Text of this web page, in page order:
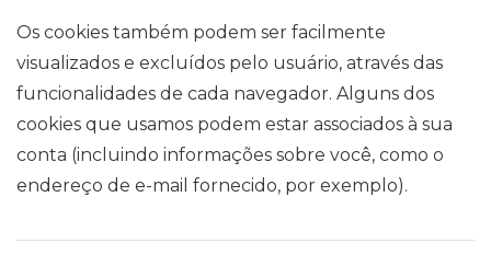
Os cookies também podem ser facilmente
visualizados e excluídos pelo usuário, através das
funcionalidades de cada navegador. Alguns dos
cookies que usamos podem estar associados à sua
conta (incluindo informações sobre você, como o
endereço de e-mail fornecido, por exemplo).